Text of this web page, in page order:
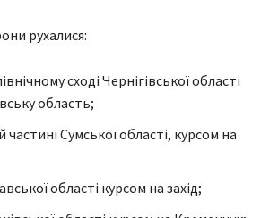
рухалися:
сході Чернігівської області
область;
частині Сумської області, курсом на
області курсом на захід;